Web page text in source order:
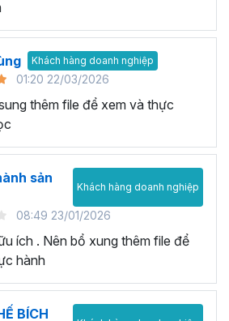
Khách hàng doanh nghiệp
01:20 22/03/2026
thêm file để xem và thực
sản
Khách hàng doanh nghiệp
08:49 23/01/2026
ích . Nên bổ xung thêm file để
hành
BÍCH